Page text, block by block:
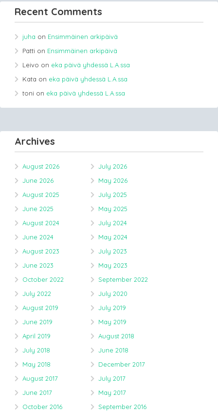
Recent Comments
juha on Ensimmäinen arkipäivä
Patti on Ensimmäinen arkipäivä
Leivo on eka päivä yhdessä L.A.ssa
Kata on eka päivä yhdessä L.A.ssa
toni on eka päivä yhdessä L.A.ssa
Archives
August 2026
July 2026
June 2026
May 2026
August 2025
July 2025
June 2025
May 2025
August 2024
July 2024
June 2024
May 2024
August 2023
July 2023
June 2023
May 2023
October 2022
September 2022
July 2022
July 2020
August 2019
July 2019
June 2019
May 2019
April 2019
August 2018
July 2018
June 2018
May 2018
December 2017
August 2017
July 2017
June 2017
May 2017
October 2016
September 2016